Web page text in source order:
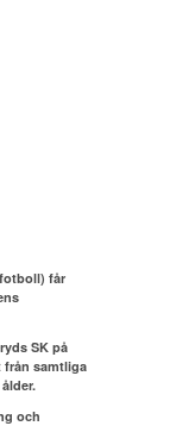
får
SK på
från samtliga
och